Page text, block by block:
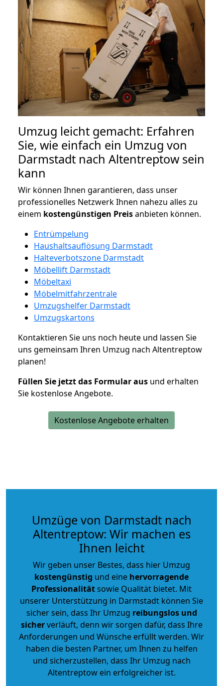
Umzug leicht gemacht: Erfahren
Sie, wie einfach ein Umzug von
Darmstadt nach Altentreptow sein
kann
Wir können Ihnen garantieren, dass unser
professionelles Netzwerk Ihnen nahezu alles zu
einem kostengünstigen Preisanbieten können.
Entrümpelung
Haushaltsauflösung Darmstadt
Halteverbotszone Darmstadt
Möbellift Darmstadt
Möbeltaxi
Möbelmitfahrzentrale
Umzugshelfer Darmstadt
Umzugskartons
Kontaktieren Sie uns noch heute und lassen Sie
uns gemeinsam Ihren Umzug nach Altentreptow
planen!
Füllen Sie jetzt das Formular aus und erhalten
Sie kostenlose Angebote.
Kostenlose Angebote erhalten
Umzüge von Darmstadt nach
Altentreptow: Wir machen es
Ihnen leicht
Wir geben unser Bestes, dass hier Umzug
kostengünstig und eine hervorragende
Professionalitätsowie Qualität bietet. Mit
unserer Unterstützung in Darmstadt können Sie
sicher sein, dass Ihr Umzug reibungslos und
sicherverläuft, denn wir sorgen dafür, dass Ihre
Anforderungen und Wünsche erfüllt werden. Wir
haben die besten Partner, um Ihnen zu helfen
und sicherzustellen, dass Ihr Umzug nach
Altentreptow ein erfolgreicher ist.